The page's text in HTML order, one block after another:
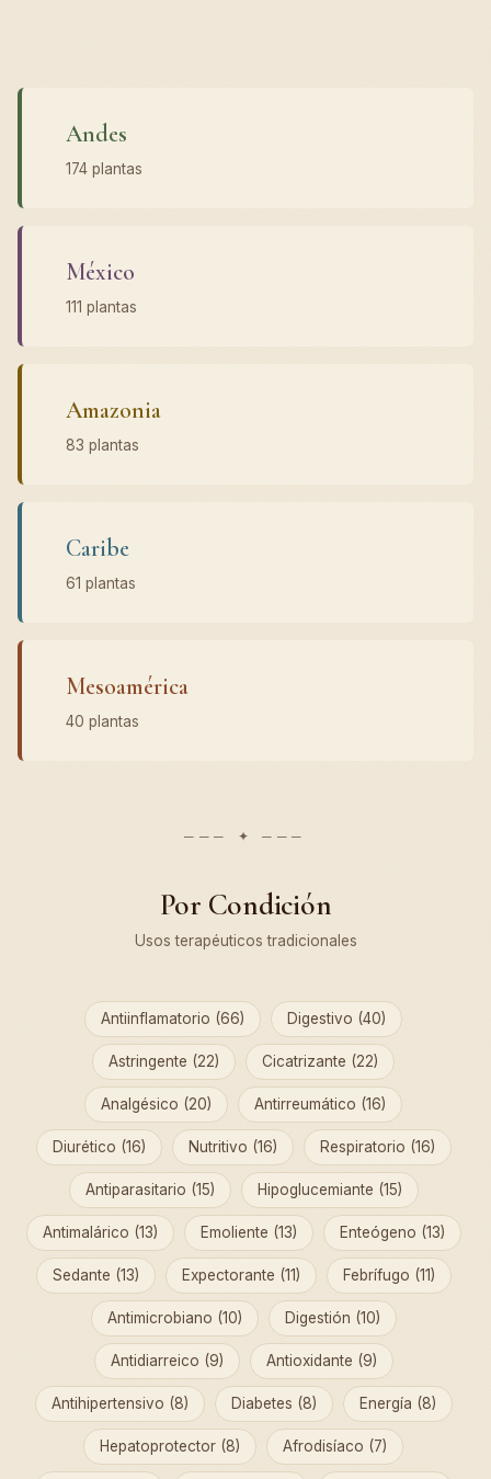
Andes
174 plantas
México
111 plantas
Amazonia
83 plantas
Caribe
61 plantas
Mesoamérica
40 plantas
Por Condición
Usos terapéuticos tradicionales
Antiinflamatorio (66) Digestivo (40)
Astringente (22) Cicatrizante (22)
Analgésico (20) Antirreumático (16)
Diurético (16) Nutritivo (16) Respiratorio (16)
Antiparasitario (15) Hipoglucemiante (15)
Antimalárico (13) Emoliente (13) Enteógeno (13)
Sedante (13) Expectorante (11) Febrífugo (11)
Antimicrobiano (10) Digestión (10)
Antidiarreico (9) Antioxidante (9)
Antihipertensivo (8) Diabetes (8) Energía (8)
Hepatoprotector (8) Afrodisíaco (7)